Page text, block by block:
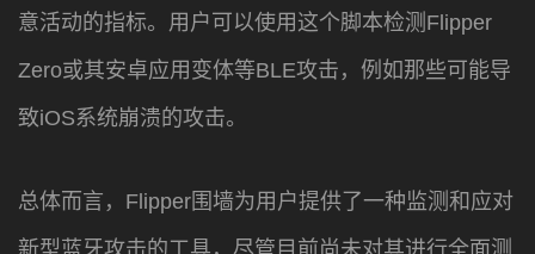
意活动的指标。用户可以使用这个脚本检测Flipper
Zero或其安卓应用变体等BLE攻击，例如那些可能导
致iOS系统崩溃的攻击。
总体而言，Flipper围墙为用户提供了一种监测和应对
新型蓝牙攻击的工具，尽管目前尚未对其进行全面测